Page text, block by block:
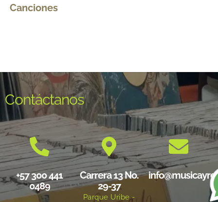
Canciones
Contáctanos
+57 300 441
0489
Carrera 13 No.
29-37
Parque Uribe -